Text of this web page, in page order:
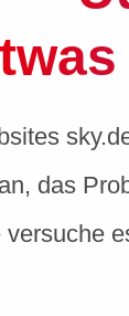
das
versuche